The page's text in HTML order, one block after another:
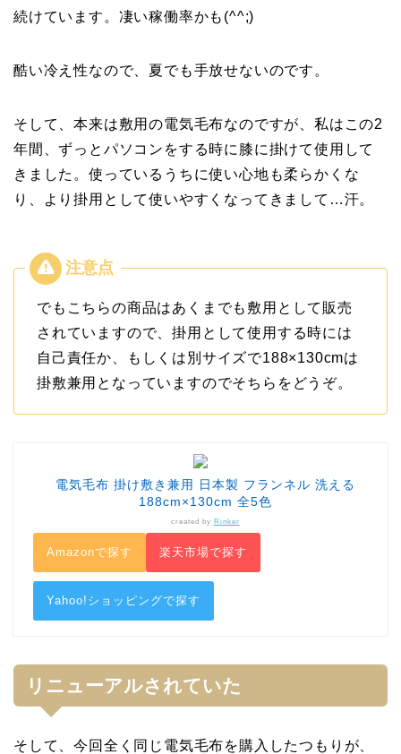
続けています。凄い稼働率かも(^^;)
酷い冷え性なので、夏でも手放せないのです。
そして、本来は敷用の電気毛布なのですが、私はこの2
年間、ずっとパソコンをする時に膝に掛けて使用して
きました。使っているうちに使い心地も柔らかくな
り、より掛用として使いやすくなってきまして…汗。
でもこちらの商品はあくまでも敷用として販売
されていますので、掛用として使用する時には
自己責任か、もしくは別サイズで188×130cmは
掛敷兼用となっていますのでそちらをどうぞ。
電気毛布 掛け敷き兼用 日本製 フランネル 洗える
188cm×130cm 全5色
created by Rinker
Amazonで探す 楽天市場で探す
Yahoo!ショッピングで探す
リニューアルされていた
そして、今回全く同じ電気毛布を購入したつもりが、